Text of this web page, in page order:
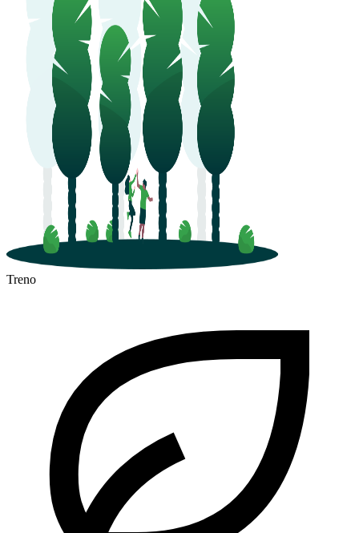
Treno